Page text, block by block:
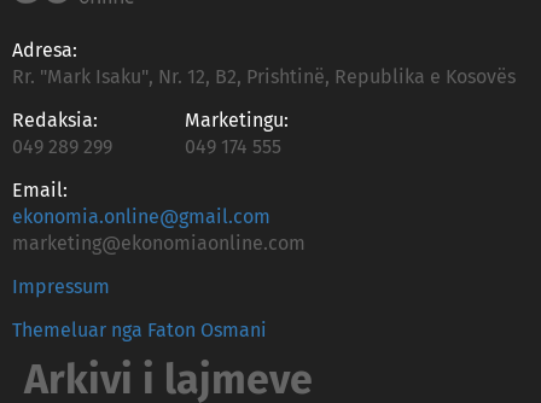
Adresa:
Rr. "Mark Isaku", Nr. 12, B2, Prishtinë, Republika e Kosovës
Redaksia:
049 289 299
Marketingu:
049 174 555
Email:
ekonomia.online@gmail.com
marketing@ekonomiaonline.com
Impressum
Themeluar nga Faton Osmani
Arkivi i lajmeve